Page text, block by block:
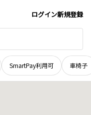
ログイン新規登録
SmartPay利用可 車椅子